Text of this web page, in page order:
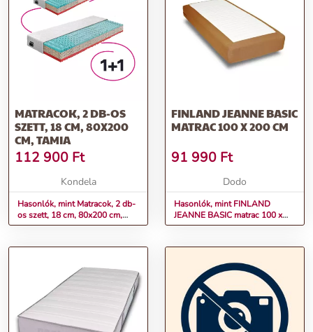
MATRACOK, 2 DB-OS
SZETT, 18 CM, 80X200
CM, TAMIA
112 900 Ft
Kondela
Hasonlók, mint Matracok, 2 db-
os szett, 18 cm, 80x200 cm,
TAMIA
FINLAND JEANNE BASIC
MATRAC 100 X 200 CM
91 990 Ft
Dodo
Hasonlók, mint FINLAND
JEANNE BASIC matrac 100 x
200 cm